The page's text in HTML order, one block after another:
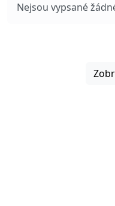
Nejsou vypsané